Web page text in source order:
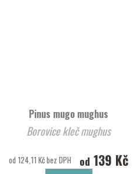
Pinus mugo mughus
Borovice kleč mughus
od 124,11 Kč bez DPH od 139 Kč